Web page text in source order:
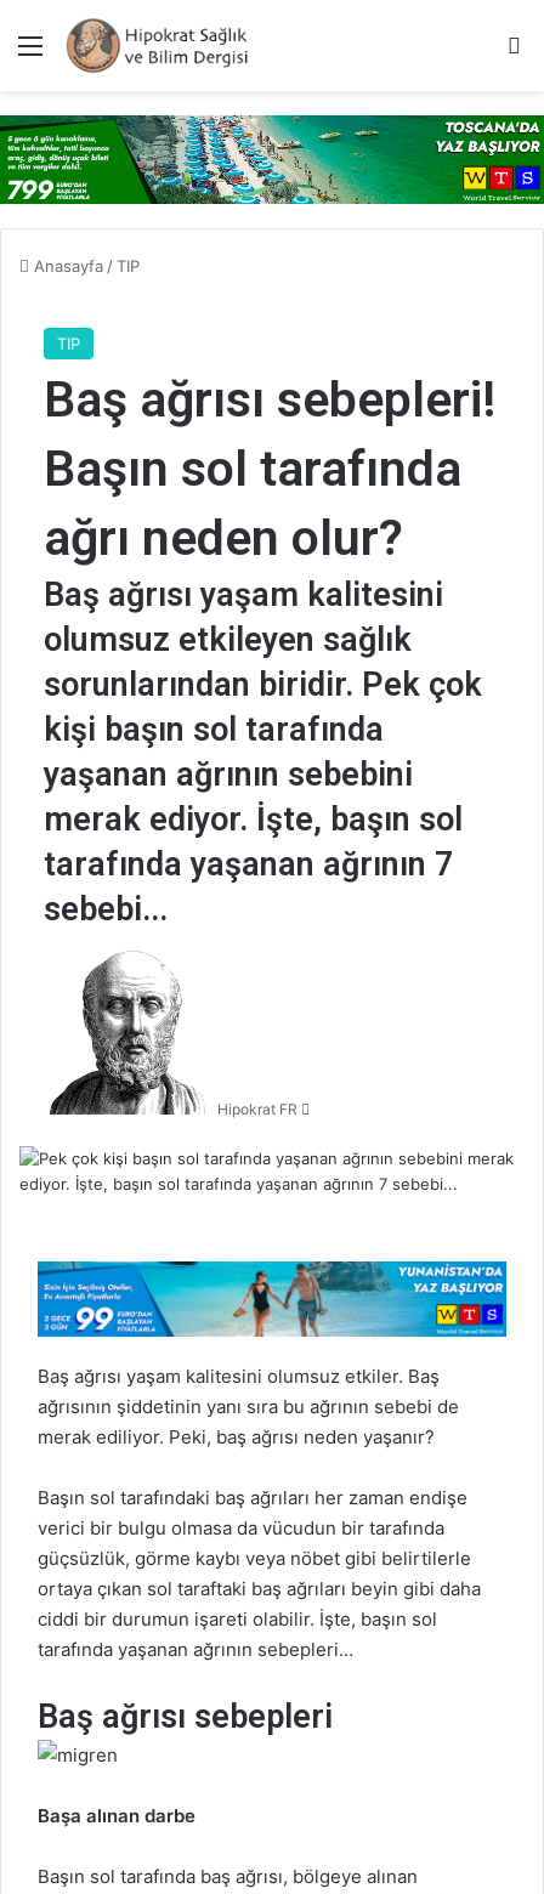
Menü
Anasayfa /TIP
TIP
Baş ağrısı sebepleri!
Başın sol tarafında
ağrı neden olur?
Baş ağrısı yaşam kalitesini
olumsuz etkileyen sağlık
sorunlarından biridir. Pek çok
kişi başın sol tarafında
yaşanan ağrının sebebini
merak ediyor. İşte, başın sol
tarafında yaşanan ağrının 7
sebebi...
Hipokrat FR
t
a
n
d
e
r
e
k
Baş ağrısı yaşam kalitesini olumsuz etkiler. Baş
ağrısının şiddetinin yanı sıra bu ağrının sebebi de
merak ediliyor. Peki, baş ağrısı neden yaşanır?
Başın sol tarafındaki baş ağrıları her zaman endişe
verici bir bulgu olmasa da vücudun bir tarafında
güçsüzlük, görme kaybı veya nöbet gibi belirtilerle
ortaya çıkan sol taraftaki baş ağrıları beyin gibi daha
ciddi bir durumun işareti olabilir. İşte, başın sol
tarafında yaşanan ağrının sebepleri…
Baş ağrısı sebepleri
Başa alınan darbe
Başın sol tarafında baş ağrısı, bölgeye alınan